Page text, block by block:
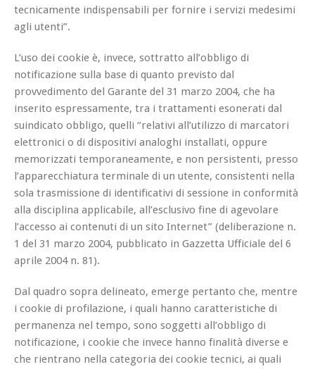
tecnicamente indispensabili per fornire i servizi medesimi
agli utenti”.
L’uso dei cookie è, invece, sottratto all’obbligo di
notificazione sulla base di quanto previsto dal
provvedimento del Garante del 31 marzo 2004, che ha
inserito espressamente, tra i trattamenti esonerati dal
suindicato obbligo, quelli “relativi all’utilizzo di marcatori
elettronici o di dispositivi analoghi installati, oppure
memorizzati temporaneamente, e non persistenti, presso
l’apparecchiatura terminale di un utente, consistenti nella
sola trasmissione di identificativi di sessione in conformità
alla disciplina applicabile, all’esclusivo fine di agevolare
l’accesso ai contenuti di un sito Internet” (deliberazione n.
1 del 31 marzo 2004, pubblicato in Gazzetta Ufficiale del 6
aprile 2004 n. 81).
Dal quadro sopra delineato, emerge pertanto che, mentre
i cookie di profilazione, i quali hanno caratteristiche di
permanenza nel tempo, sono soggetti all’obbligo di
notificazione, i cookie che invece hanno finalità diverse e
che rientrano nella categoria dei cookie tecnici, ai quali